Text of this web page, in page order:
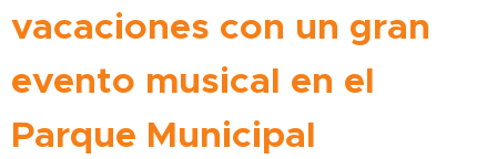
vacaciones con un gran
evento musical en el
Parque Municipal